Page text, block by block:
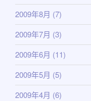
2009年8月 (7)
2009年7月 (3)
2009年6月 (11)
2009年5月 (5)
2009年4月 (6)